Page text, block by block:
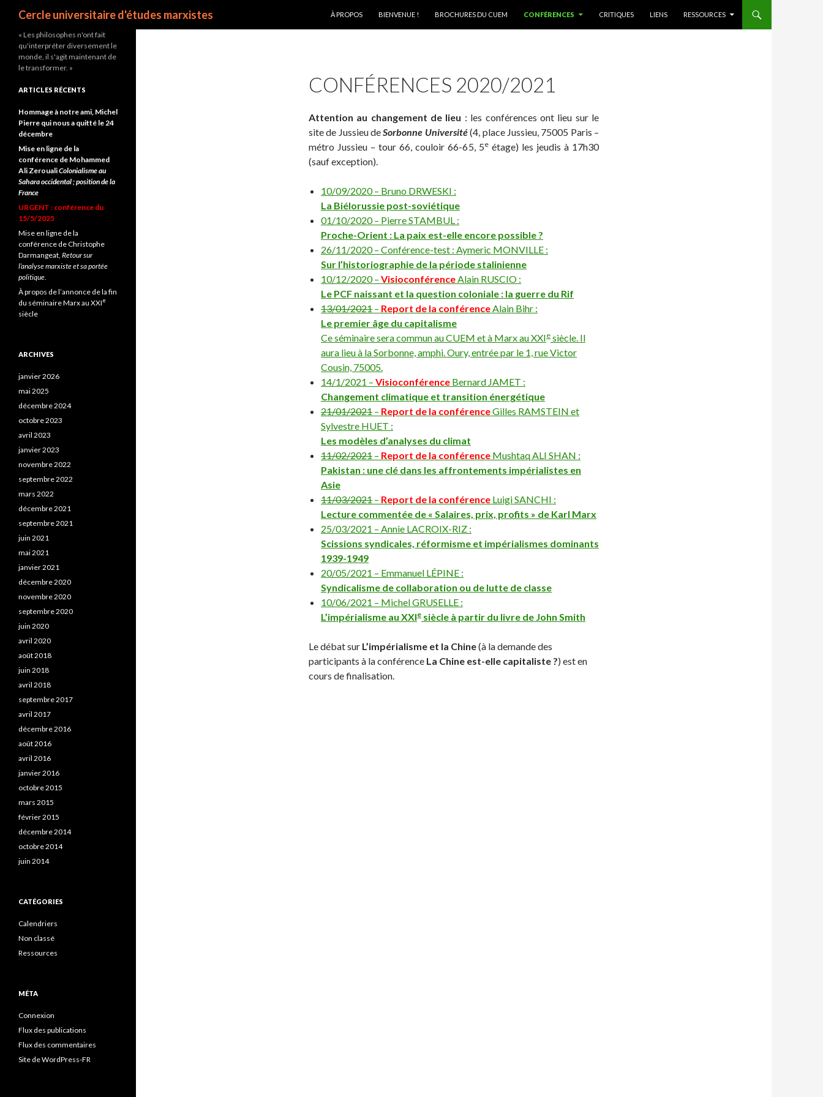
Cercle universitaire d'études marxistes
À PROPOS
BIENVENUE ! BROCHURES DU CUEM CONFÉRENCES CRITIQUES LIENS RESSOURCES
CONFÉRENCES 2020/2021
Attention au changement de lieu : les conférences ont lieu sur le
site de Jussieu deSorbonne Université(4, place Jussieu, 75005 Paris –
métro Jussieu – tour 66, couloir 66-65, 5eétage) les jeudis à 17h30
(sauf exception).
10/09/2020 – Bruno DRWESKI :
La Biélorussie post-soviétique
01/10/2020 – Pierre STAMBUL :
Proche-Orient : La paix est-elle encore possible ?
26/11/2020 – Conférence-test : Aymeric MONVILLE :
Sur l’historiographie de la période stalinienne
10/12/2020 – VisioconférenceAlain RUSCIO :
Le PCF naissant et la question coloniale : la guerre du Rif
13/01/2021 – Report de la conférenceAlain Bihr :
Le premier âge du capitalisme
Ce séminaire sera commun au CUEM et à Marx au XXIe siècle. Il
aura lieu à la Sorbonne, amphi. Oury, entrée par le 1, rue Victor
Cousin, 75005.
14/1/2021 – Visioconférence Bernard JAMET :
Changement climatique et transition énergétique
21/01/2021 – Report de la conférenceGilles RAMSTEIN et
Sylvestre HUET :
Les modèles d’analyses du climat
11/02/2021 – Report de la conférence Mushtaq ALI SHAN :
Pakistan : une clé dans les affrontements impérialistes en
Asie
11/03/2021 – Report de la conférence Luigi SANCHI :
Lecture commentée de « Salaires, prix, profits » de Karl Marx
25/03/2021 – Annie LACROIX-RIZ :
Scissions syndicales, réformisme et impérialismes dominants
1939-1949
20/05/2021 – Emmanuel LÉPINE :
Syndicalisme de collaboration ou de lutte de classe
10/06/2021 – Michel GRUSELLE :
L’impérialisme au XXIe siècle à partir du livre de John Smith
Le débat sur L’impérialisme et la Chine(à la demande des
participants à la conférence La Chine est-elle capitaliste ?) est en
cours de finalisation.
« Les philosophes n'ont fait
qu'interpréter diversement le
monde, il s'agit maintenant de
le transformer. »
ARTICLES RÉCENTS
Hommage à notre ami, Michel
Pierre qui nous a quitté le 24
décembre
Mise en ligne de la
conférence de Mohammed
Ali ZeroualiColonialisme au
Sahara occidental ; position de la
France
URGENT : conférence du
15/5/2025
Mise en ligne de la
conférence de Christophe
Darmangeat, Retour sur
l’analyse marxiste et sa portée
politique.
À propos de l’annonce de la fin
du séminaire Marx au XXIe
siècle
ARCHIVES
janvier 2026
mai 2025
décembre 2024
octobre 2023
avril 2023
janvier 2023
novembre 2022
septembre 2022
mars 2022
décembre 2021
septembre 2021
juin 2021
mai 2021
janvier 2021
décembre 2020
novembre 2020
septembre 2020
juin 2020
avril 2020
août 2018
juin 2018
avril 2018
septembre 2017
avril 2017
décembre 2016
août 2016
avril 2016
janvier 2016
octobre 2015
mars 2015
février 2015
décembre 2014
octobre 2014
juin 2014
CATÉGORIES
Calendriers
Non classé
Ressources
MÉTA
Connexion
Flux des publications
Flux des commentaires
Site de WordPress-FR